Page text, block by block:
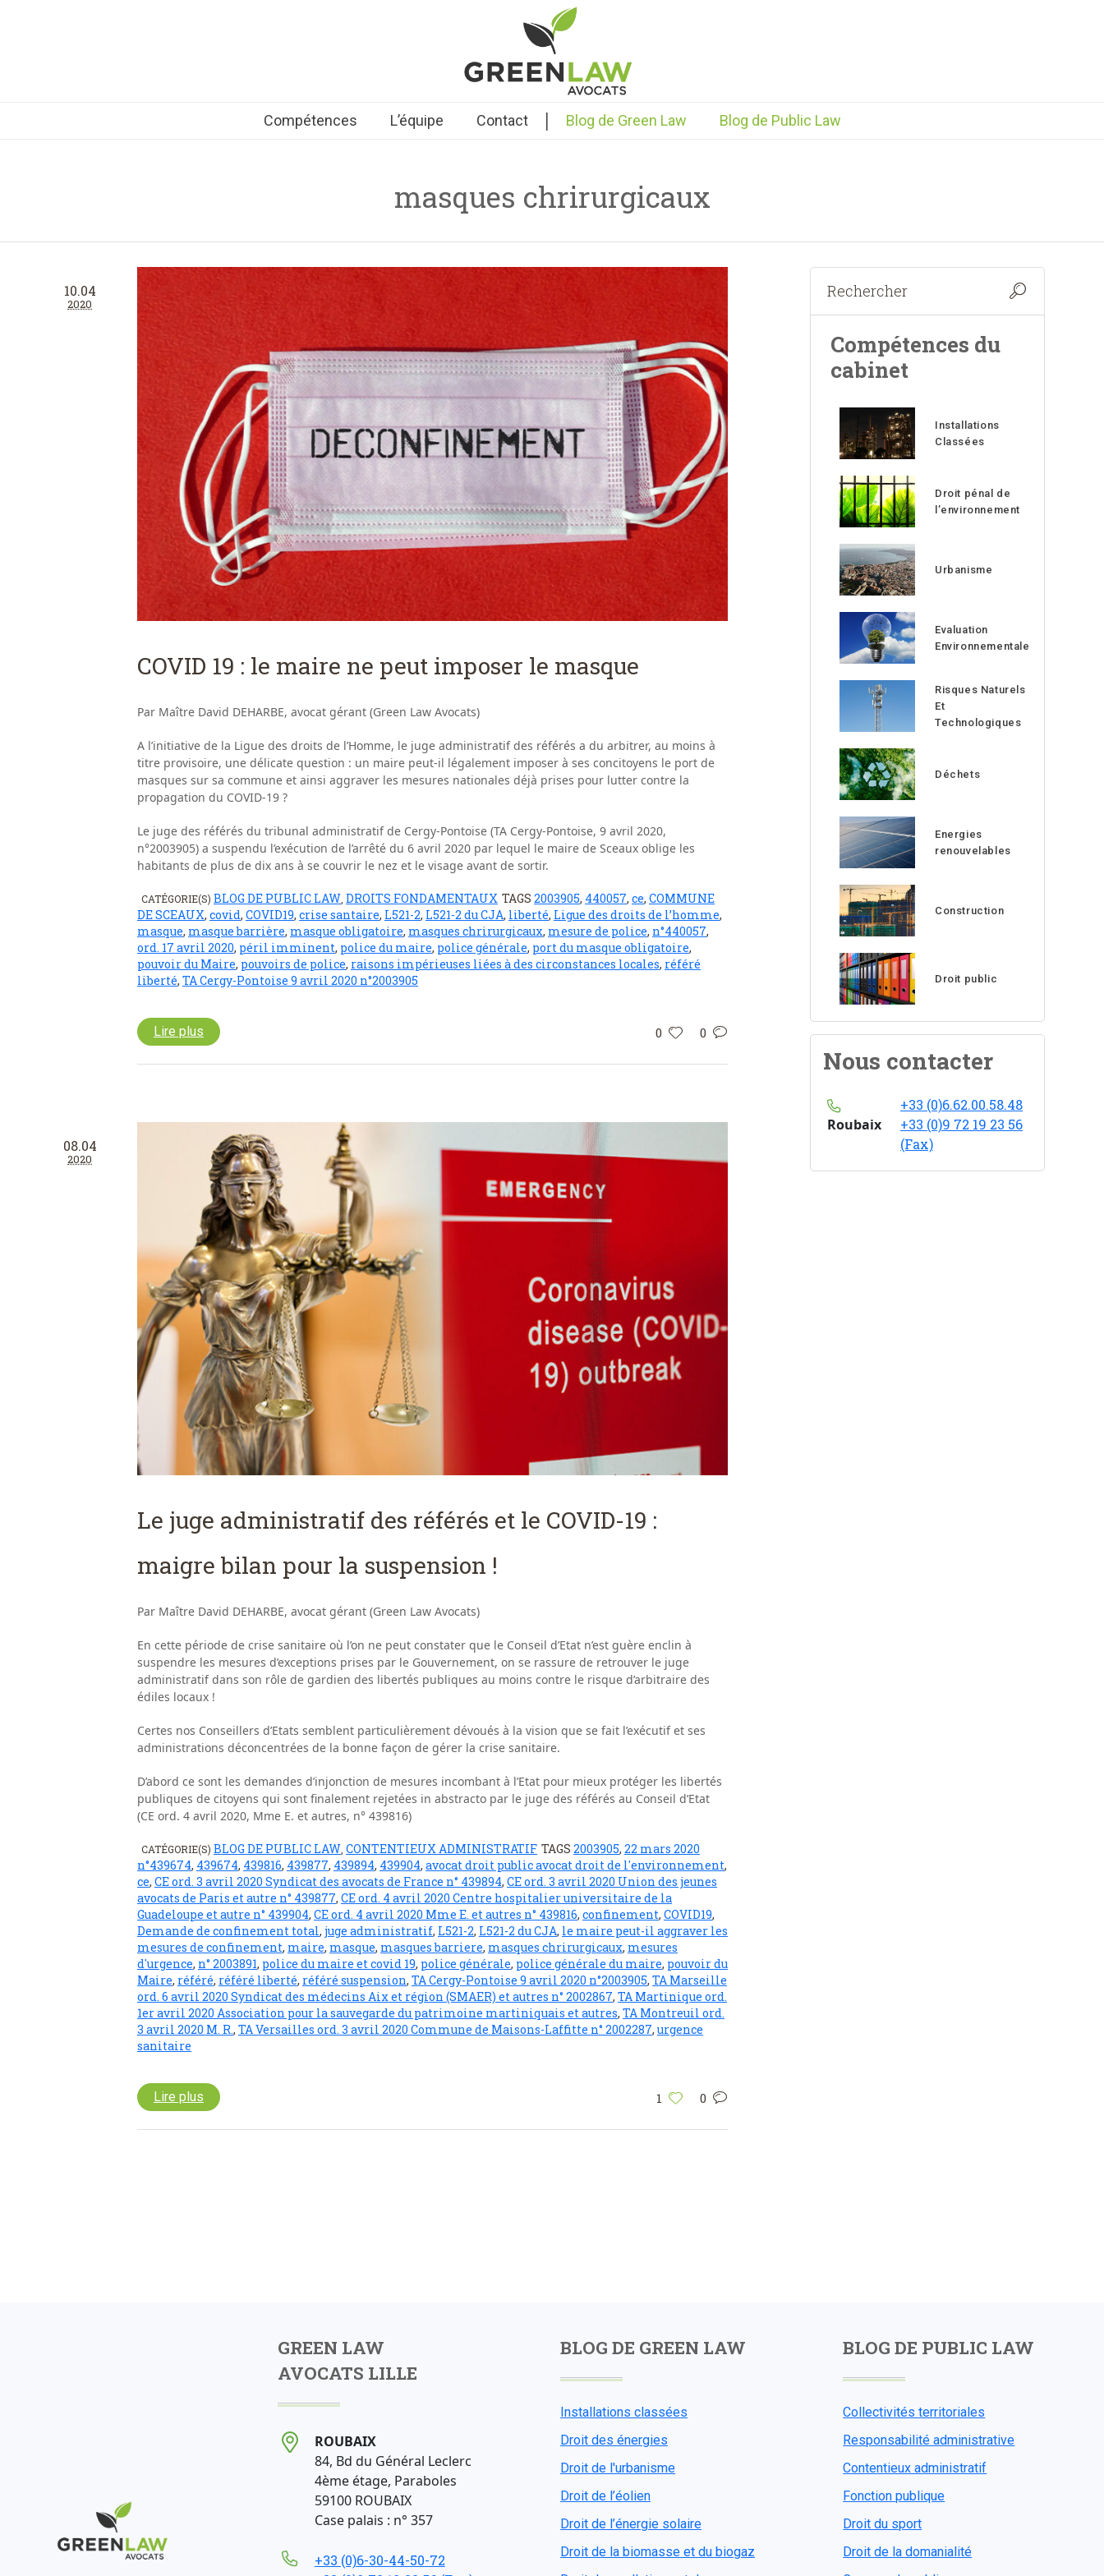
Compétences L’équipe Contact | Blog de Green Law Blog de Public Law
masques chrirurgicaux
10.04
2020
COVID 19 : le maire ne peut imposer le masque
Par Maître David DEHARBE, avocat gérant (Green Law Avocats)
A l’initiative de la Ligue des droits de l’Homme, le juge administratif des référés a du arbitrer, au moins à
titre provisoire, une délicate question : un maire peut-il légalement imposer à ses concitoyens le port de
masques sur sa commune et ainsi aggraver les mesures nationales déjà prises pour lutter contre la
propagation du COVID-19 ?
Le juge des référés du tribunal administratif de Cergy-Pontoise (TA Cergy-Pontoise, 9 avril 2020,
n°2003905) a suspendu l’exécution de l’arrêté du 6 avril 2020 par lequel le maire de Sceaux oblige les
habitants de plus de dix ans à se couvrir le nez et le visage avant de sortir.
CATÉGORIE(S) BLOG DE PUBLIC LAW DROITS FONDAMENTAUX TAGS 2003905, 440057, ce, COMMUNE
DE SCEAUX, covid, COVID19, crise santaire, L521-2, L521-2 du CJA, liberté, Ligue des droits de l’homme,
masque, masque barrière, masque obligatoire, masques chrirurgicaux, mesure de police, n°440057,
ord. 17 avril 2020, péril imminent, police du maire, police générale, port du masque obligatoire,
pouvoir du Maire, pouvoirs de police, raisons impérieuses liées à des circonstances locales, référé
liberté, TA Cergy-Pontoise 9 avril 2020 n°2003905
0 0
Lire plus
08.04
2020
Le juge administratif des référés et le COVID-19 :
maigre bilan pour la suspension !
Par Maître David DEHARBE, avocat gérant (Green Law Avocats)
En cette période de crise sanitaire où l’on ne peut constater que le Conseil d’Etat n’est guère enclin à
suspendre les mesures d’exceptions prises par le Gouvernement, on se rassure de retrouver le juge
administratif dans son rôle de gardien des libertés publiques au moins contre le risque d’arbitraire des
édiles locaux !
Certes nos Conseillers d’Etats semblent particulièrement dévoués à la vision que se fait l’exécutif et ses
administrations déconcentrées de la bonne façon de gérer la crise sanitaire.
D’abord ce sont les demandes d’injonction de mesures incombant à l’Etat pour mieux protéger les libertés
publiques de citoyens qui sont finalement rejetées in abstracto par le juge des référés au Conseil d’Etat
(CE ord. 4 avril 2020, Mme E. et autres, n° 439816)
CATÉGORIE(S) BLOG DE PUBLIC LAW, CONTENTIEUX ADMINISTRATIF TAGS 2003905, 22 mars 2020
n°439674, 439674, 439816, 439877, 439894, 439904, avocat droit public avocat droit de l'environnement,
ce, CE ord. 3 avril 2020 Syndicat des avocats de France n° 439894, CE ord. 3 avril 2020 Union des jeunes
avocats de Paris et autre n° 439877, CE ord. 4 avril 2020 Centre hospitalier universitaire de la
Guadeloupe et autre n° 439904, CE ord. 4 avril 2020 Mme E. et autres n° 439816, confinement, COVID19,
Demande de confinement total, juge administratif, L521-2, L521-2 du CJA, le maire peut-il aggraver les
mesures de confinement, maire, masque, masques barriere, masques chrirurgicaux, mesures
d'urgence, n° 2003891, police du maire et covid 19, police générale, police générale du maire, pouvoir du
Maire, référé, référé liberté, référé suspension, TA Cergy-Pontoise 9 avril 2020 n°2003905, TA Marseille
ord. 6 avril 2020 Syndicat des médecins Aix et région (SMAER) et autres n° 2002867, TA Martinique ord.
1er avril 2020 Association pour la sauvegarde du patrimoine martiniquais et autres, TA Montreuil ord.
3 avril 2020 M. R., TA Versailles ord. 3 avril 2020 Commune de Maisons-Laffitte n° 2002287,urgence
sanitaire
1 0
Lire plus
Compétences du
cabinet
Installations
Classées
Droit pénal de
l’environnement
Urbanisme
Evaluation
Environnementale
Risques Naturels
Et
Technologiques
Déchets
Energies
renouvelables
Construction
Droit public
Nous contacter
Roubaix
+33 (0)6.62.00.58.48
+33 (0)9 72 19 23 56
(Fax)
GREEN LAW
AVOCATS LILLE
ROUBAIX
84, Bd du Général Leclerc
4ème étage, Paraboles
59100 ROUBAIX
Case palais : n° 357
+33 (0)6-30-44-50-72
BLOG DE GREEN LAW
Installations classées
Droit des énergies
Droit de l'urbanisme
Droit de l’éolien
Droit de l’énergie solaire
Droit de la biomasse et du biogaz
BLOG DE PUBLIC LAW
Collectivités territoriales
Responsabilité administrative
Contentieux administratif
Fonction publique
Droit du sport
Droit de la domanialité